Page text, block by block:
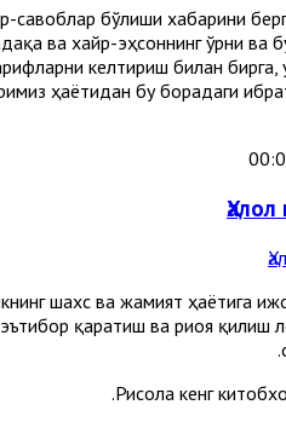
бўлиши хабарини
ва хайр-эҳсоннинг ўрни ва
келтириш билан бирга,
ҳаётидан бу борадаги
шахс ва жамият ҳаётига
қаратиш ва риоя қилиш
Рисола кенг